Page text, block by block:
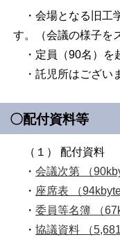
・会場となる旧工
す。（会議の様子を
・定員（90名）を
・託児所はござい
〇配付資料等
（１） 配付資料
・会議次第 （
・ 座席表 （94kbyte
・委員等名簿 （
・協議資料 （